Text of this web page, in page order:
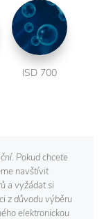
ISD 700
Pokud chcete
navštívit
a vyžádat si
z důvodu výběru
elektronickou